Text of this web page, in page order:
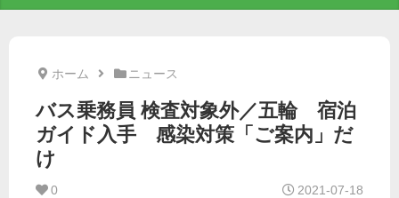
ホーム ニュース
バス乗務員 検査対象外／五輪 宿泊
ガイド入手 感染対策「ご案内」だ
け
0 2021-07-18